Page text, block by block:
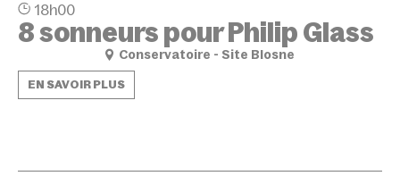
18h00
8 sonneurs pour Philip Glass
Conservatoire - Site Blosne
EN SAVOIR PLUS